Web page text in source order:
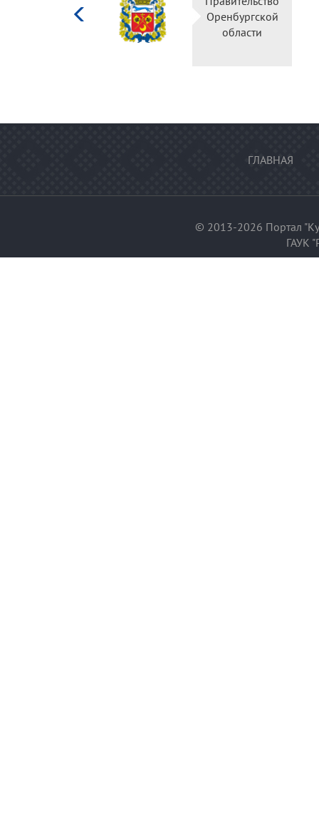
культуры
Российской
федерации
ГЛАВНАЯ
© 2013-2026 Портал
ГАУК